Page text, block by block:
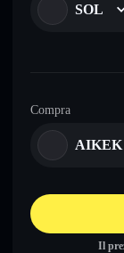
SOL
Compra
AIKEK
Il